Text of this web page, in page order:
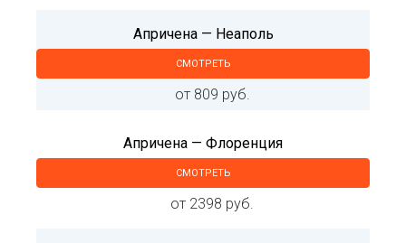
Апричена — Неаполь
СМОТРЕТЬ
от 809 руб.
Апричена — Флоренция
СМОТРЕТЬ
от 2398 руб.